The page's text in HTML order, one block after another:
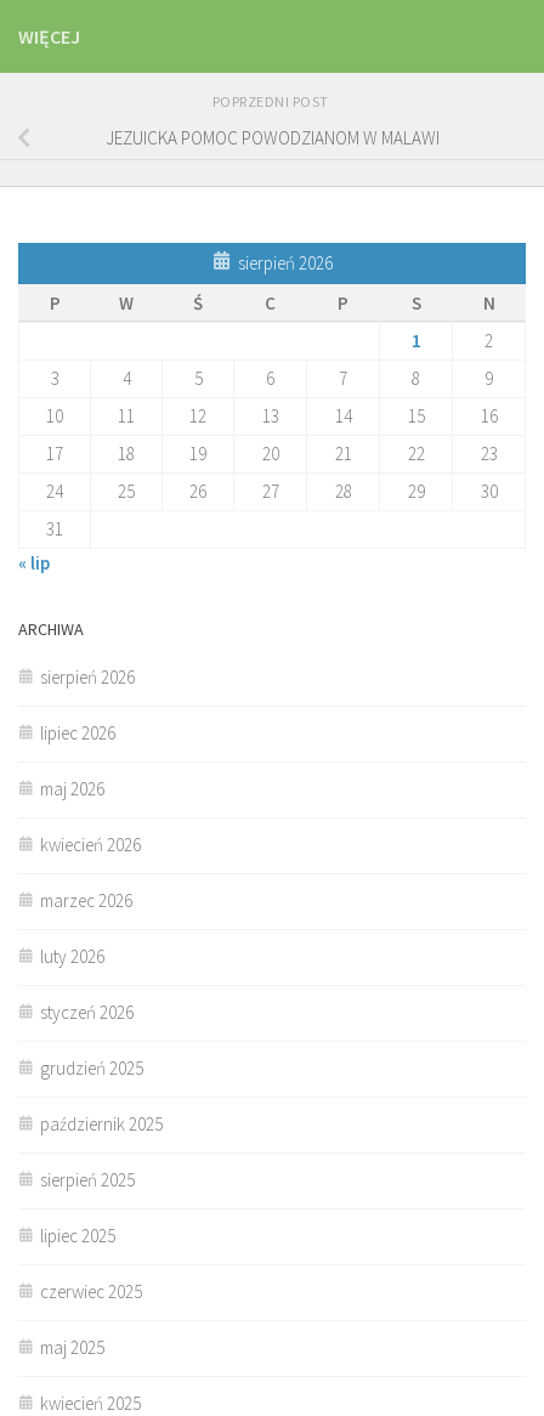
WIĘCEJ
POPRZEDNI POST
JEZUICKA POMOC POWODZIANOM W MALAWI
sierpień 2026
P
W Ś C P S
N
1
2
3
4 5 6 7 8
9
10
11 12 13 14 15
16
17
18 19 20 21 22
23
24
25 26 27 28 29
30
31
« lip
ARCHIWA
sierpień 2026
lipiec 2026
maj 2026
kwiecień 2026
marzec 2026
luty 2026
styczeń 2026
grudzień 2025
październik 2025
sierpień 2025
lipiec 2025
czerwiec 2025
maj 2025
kwiecień 2025